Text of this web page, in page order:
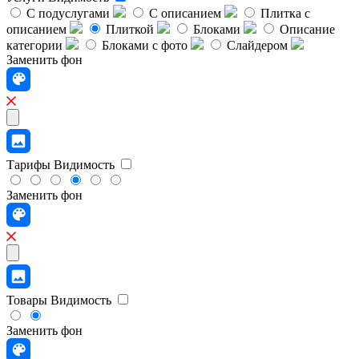
С подуслугами
С описанием
Плитка с
описанием
Плиткой Блоками
Описание
категории
Блоками с фото
Слайдером
Заменить фон
Тарифы Видимость
Заменить фон
Товары Видимость
Заменить фон